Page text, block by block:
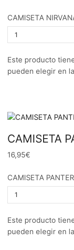
CAMISETA
Este producto
pueden elegir en
CAMISETA
16,95€
CAMISETA
Este producto
pueden elegir en